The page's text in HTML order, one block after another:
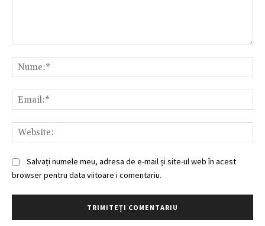
Salvați numele meu, adresa de e-mail și site-ul web în acest
browser pentru data viitoare i comentariu.